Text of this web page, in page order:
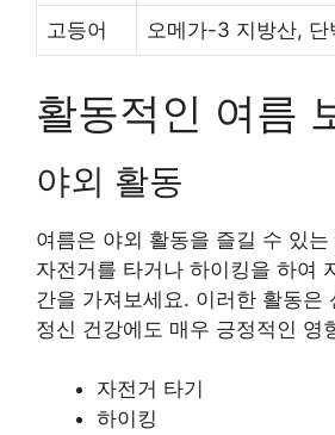
고등어 오메가-3 지방산, 단
활동적인 여름
야외 활동
여름은 야외 활동을 즐길 수 있
자전거를 타거나 하이킹을 하여
간을 가져보세요. 이러한 활동은
정신 건강에도 매우 긍정적인 영
자전거 타기
하이킹